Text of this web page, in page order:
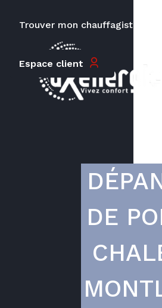
Trouver mon chauffagiste
Espace client
DE